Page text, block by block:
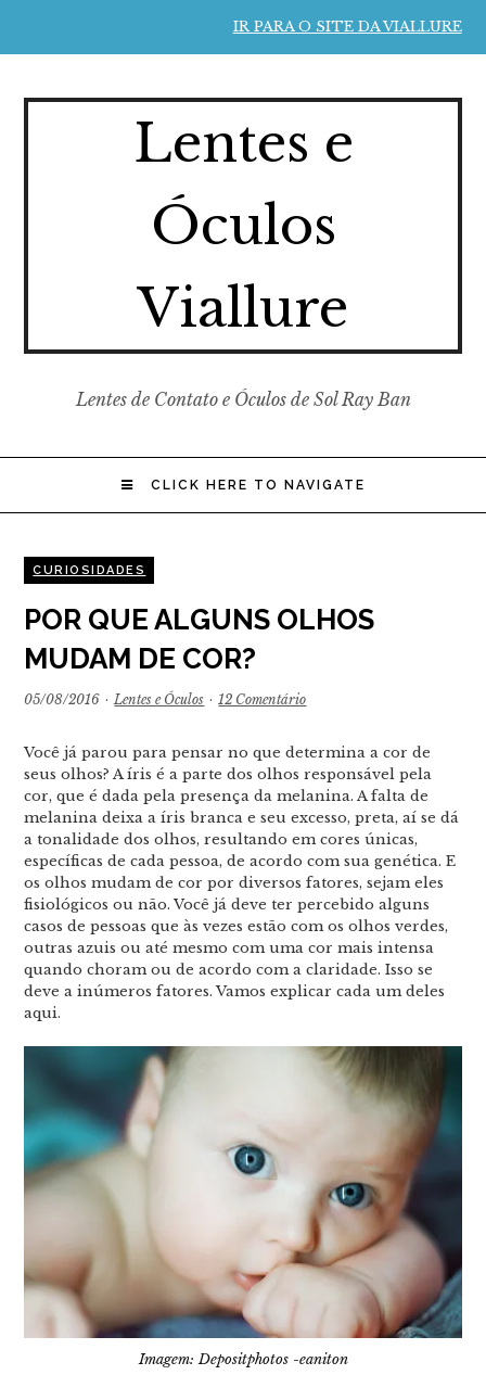
IR PARA O SITE DA VIALLURE
Lentes e
Óculos
Viallure
Lentes de Contato e Óculos de Sol Ray Ban
CLICK HERE TO NAVIGATE
CURIOSIDADES
POR QUE ALGUNS OLHOS
MUDAM DE COR?
05/08/2016 · Lentes e Óculos · 12 Comentário
Você já parou para pensar no que determina a cor de
seus olhos? A íris é a parte dos olhos responsável pela
cor, que é dada pela presença da melanina. A falta de
melanina deixa a íris branca e seu excesso, preta, aí se dá
a tonalidade dos olhos, resultando em cores únicas,
específicas de cada pessoa, de acordo com sua genética. E
os olhos mudam de cor por diversos fatores, sejam eles
fisiológicos ou não. Você já deve ter percebido alguns
casos de pessoas que às vezes estão com os olhos verdes,
outras azuis ou até mesmo com uma cor mais intensa
quando choram ou de acordo com a claridade. Isso se
deve a inúmeros fatores. Vamos explicar cada um deles
aqui.
Imagem: Depositphotos -eaniton